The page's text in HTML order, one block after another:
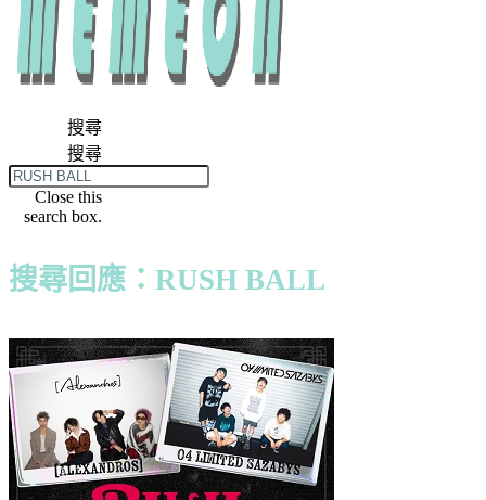
搜尋
搜尋
Close this
search box.
搜尋回應：RUSH BALL